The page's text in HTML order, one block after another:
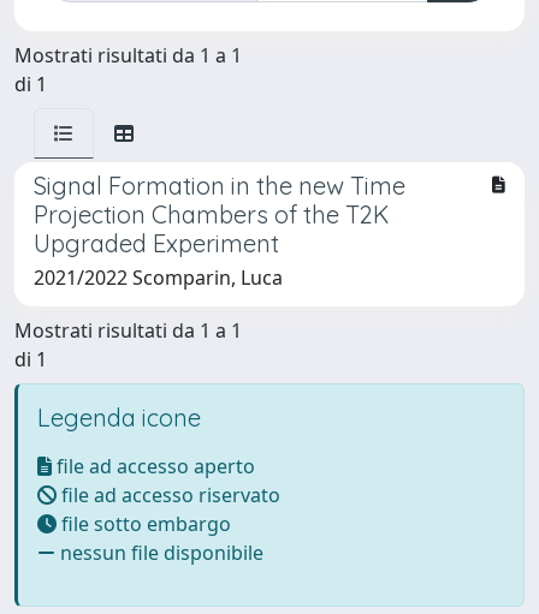
Mostrati risultati da 1 a 1
di 1
Signal Formation in the new Time
Projection Chambers of the T2K
Upgraded Experiment
2021/2022 Scomparin, Luca
Mostrati risultati da 1 a 1
di 1
Legenda icone
file ad accesso aperto
file ad accesso riservato
file sotto embargo
nessun file disponibile